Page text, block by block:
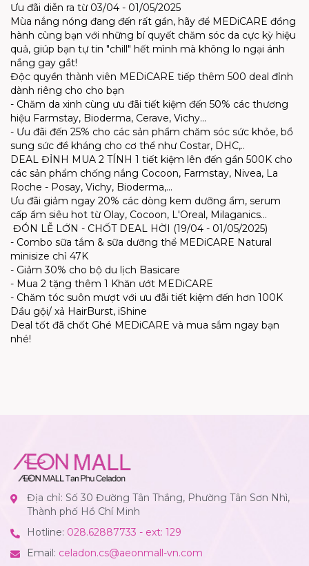
Ưu đãi diễn ra từ 03/04 - 01/05/2025
Mùa nắng nóng đang đến rất gần, hãy để MEDiCARE đồng
hành cùng bạn với những bí quyết chăm sóc da cực kỳ hiệu
quả, giúp bạn tự tin "chill" hết mình mà không lo ngại ánh
nắng gay gắt!
Độc quyền thành viên MEDiCARE tiếp thêm 500 deal đỉnh
dành riêng cho cho bạn
- Chăm da xinh cùng ưu đãi tiết kiệm đến 50% các thương
hiệu Farmstay, Bioderma, Cerave, Vichy…
- Ưu đãi đến 25% cho các sản phẩm chăm sóc sức khỏe, bổ
sung sức đề kháng cho cơ thể như Costar, DHC,..
DEAL ĐỈNH MUA 2 TÍNH 1 tiết kiệm lên đến gần 500K cho
các sản phẩm chống nắng Cocoon, Farmstay, Nivea, La
Roche - Posay, Vichy, Bioderma,...
Ưu đãi giảm ngay 20% các dòng kem dưỡng ẩm, serum
cấp ẩm siêu hot từ Olay, Cocoon, L'Oreal, Milaganics…
ĐÓN LỄ LỚN - CHỐT DEAL HỜI (19/04 - 01/05/2025)
- Combo sữa tắm & sữa dưỡng thể MEDiCARE Natural
minisize chỉ 47K
- Giảm 30% cho bộ du lịch Basicare
- Mua 2 tặng thêm 1 Khăn ướt MEDiCARE
- Chăm tóc suôn mượt với ưu đãi tiết kiệm đến hơn 100K
Dầu gội/ xả HairBurst, iShine
Deal tốt đã chốt Ghé MEDiCARE và mua sắm ngay bạn
nhé!
Địa chỉ: Số 30 Đường Tân Thắng, Phường Tân Sơn Nhì,
Thành phố Hồ Chí Minh
Hotline: 028.62887733 - ext: 129
Email: celadon.cs@aeonmall-vn.com